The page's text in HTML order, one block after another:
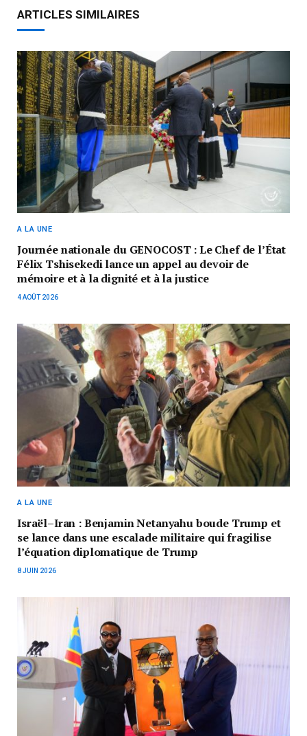
ARTICLES SIMILAIRES
A LA UNE
Journée nationale du GENOCOST : Le Chef de l’État
Félix Tshisekedi lance un appel au devoir de
mémoire et à la dignité et à la justice
4 AOÛT 2026
A LA UNE
Israël–Iran : Benjamin Netanyahu boude Trump et
se lance dans une escalade militaire qui fragilise
l’équation diplomatique de Trump
8 JUIN 2026